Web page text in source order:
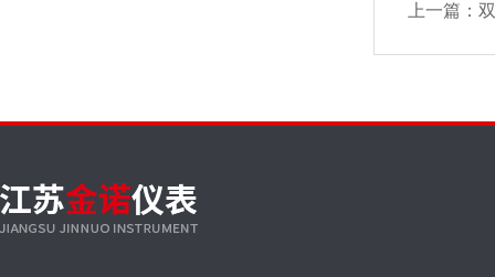
上一篇： 双